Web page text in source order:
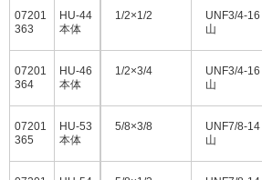
07201
363
HU-44
本体
07201
364
HU-46
本体
07201
365
HU-53
本体
1/2×1/2
UNF3/4-16
山
1/2×3/4
UNF3/4-16
山
5/8×3/8
UNF7/8-14
山